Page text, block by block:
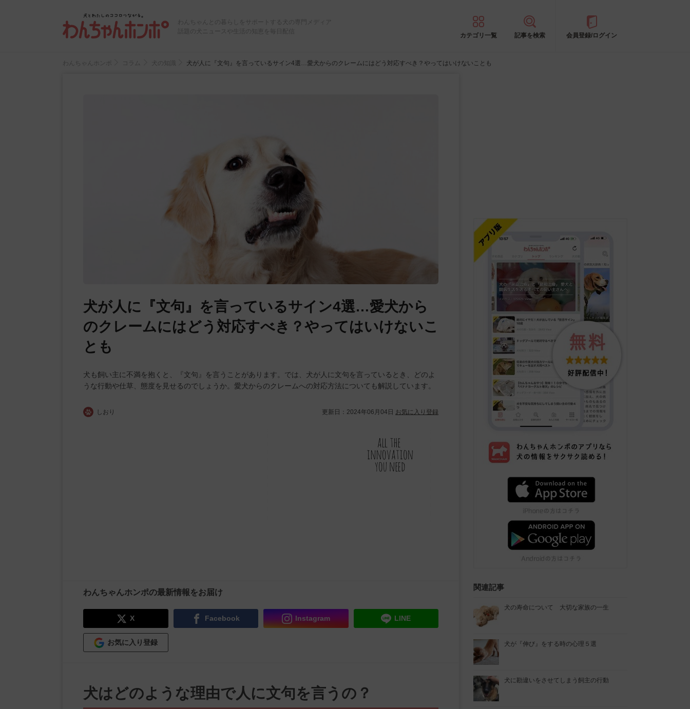
わんちゃんとの暮らしをサポートする犬の専門メディア
話題の犬ニュースや生活の知恵を毎日配信
カテゴリ一覧 記事を検索 会員登録/ログイン
わんちゃんホンポ コラム 犬の知識 犬が人に『文句』を言っているサイン4選…愛犬からのクレームにはどう対応すべき？やってはいけないことも
犬が人に『文句』を言っているサイン4選…愛犬から
のクレームにはどう対応すべき？やってはいけないこ
とも
犬も飼い主に不満を抱くと、『文句』を言うことがあります。では、犬が人に文句を言っているとき、どのよ
うな行動や仕草、態度を見せるのでしょうか。愛犬からのクレームへの対応方法についても解説しています。
しおり 更新日： 2024年06月04日 お気に入り登録
わんちゃんホンポの最新情報をお届け
X Facebook Instagram LINE
お気に入り登録
犬はどのような理由で人に文句を言うの？
関連記事
犬の寿命について 大切な家族の一生
犬が『伸び』をする時の心理５選
犬に勘違いをさせてしまう飼主の行動